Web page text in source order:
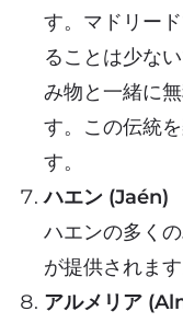
す。マドリー
ることは少な
み物と一緒に
す。この伝統
す。
ハエン (Jaén)
ハエンの多く
が提供されま
アルメリア